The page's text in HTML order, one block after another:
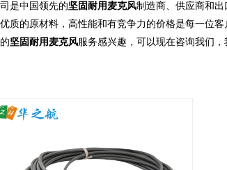
是中国领先的坚固耐用麦克风制造商、供应商和
质的原材料，高性能和有竞争力的价格是每一位
坚固耐用麦克风服务感兴趣，可以现在咨询我们